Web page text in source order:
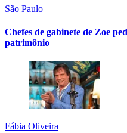
São Paulo
Chefes de gabinete de Zoe
patrimônio
Fábia Oliveira